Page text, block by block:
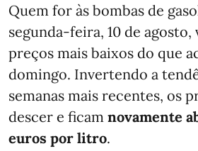
Quem for às bombas de
segunda-feira, 10 de
preços mais baixos do que
domingo. Invertendo a
semanas mais recentes, os
descer e ficam novamente
euros por litro.